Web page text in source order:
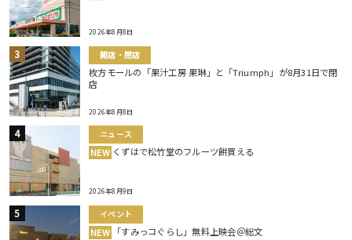
2026年8月8日
開店・閉店
枚方モールの「果汁工房 果琳」と「Triumph」が8月31日で閉
店
2026年8月8日
ニュース
NEW くずはで松竹堂のフルーツ餅買える
2026年8月9日
イベント
NEW 「すみっコぐらし」無料上映会＠総文